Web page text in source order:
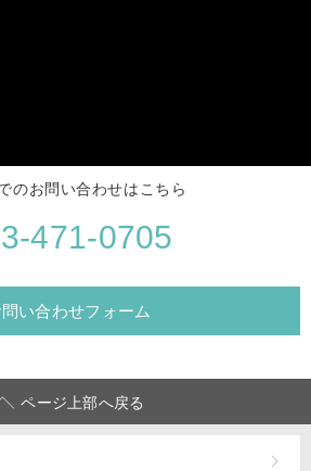
のお問い合わせはこちら
471-0705
い合わせフォーム
ページ上部へ戻る